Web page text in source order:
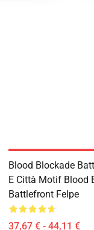
Blood Blockade
E Città Motif Blood
Battlefront Felpe
37,67 € - 44,11 €